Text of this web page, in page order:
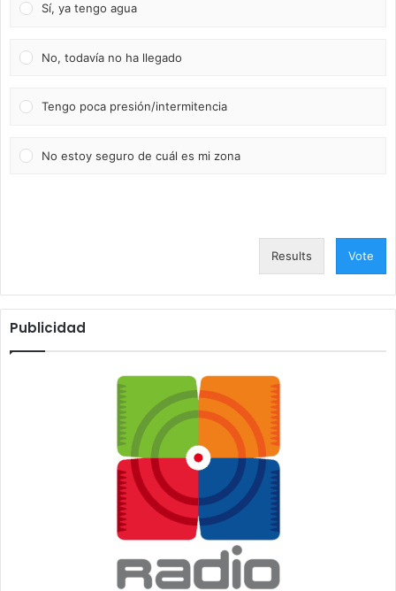
Sí, ya tengo agua
No, todavía no ha llegado
Tengo poca presión/intermitencia
No estoy seguro de cuál es mi zona
Results Vote
Publicidad